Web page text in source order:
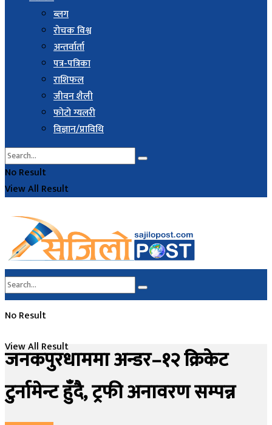
ब्लग
रोचक विश्व
अन्तर्वार्ता
पत्र-पत्रिका
राशिफल
जीवन शैली
फोटो ग्यलरी
विज्ञान/प्राविधि
No Result
View All Result
No Result
View All Result
जनकपुरधाममा अन्डर–१२ क्रिकेट
टुर्नामेन्ट हुँदै, ट्रफी अनावरण सम्पन्न